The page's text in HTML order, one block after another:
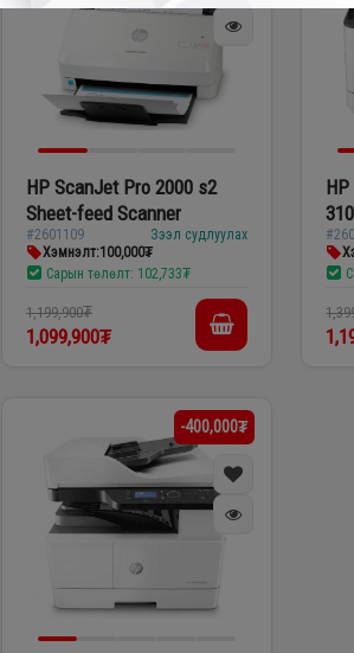
HP ScanJet Pro 2000 s2
Sheet-feed Scanner
#2601109
Зээл судлуулах
Хэмнэлт:100,000₮
Сарын төлөлт: 102,733₮
1,199,900₮
1,099,900₮
-400,000₮